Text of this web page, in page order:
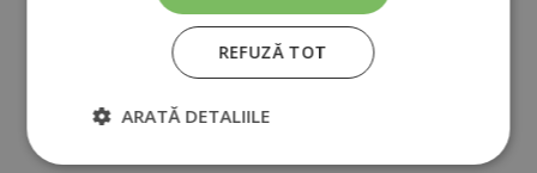
REFUZĂ TOT
ARATĂ DETALIILE